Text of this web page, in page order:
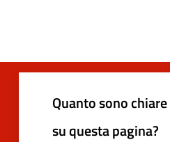
Quanto sono
su questa pagina?